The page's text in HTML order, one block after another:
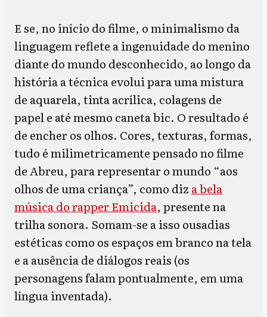
E se, no início do filme, o minimalismo da
linguagem reflete a ingenuidade do menino
diante do mundo desconhecido, ao longo da
história a técnica evolui para uma mistura
de aquarela, tinta acrílica, colagens de
papel e até mesmo caneta bic. O resultado é
de encher os olhos. Cores, texturas, formas,
tudo é milimetricamente pensado no filme
de Abreu, para representar o mundo “aos
olhos de uma criança”, como diza bela
música do rapper Emicida, presente na
trilha sonora. Somam-se a isso ousadias
estéticas como os espaços em branco na tela
e a ausência de diálogos reais (os
personagens falam pontualmente, em uma
língua inventada).